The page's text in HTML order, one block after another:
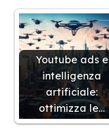
Youtube ads e
intelligenza
artificiale:
ottimizza le…